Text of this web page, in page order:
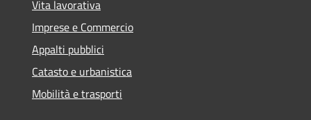
Vita lavorativa
Imprese e Commercio
Appalti pubblici
Catasto e urbanistica
Mobilità e trasporti